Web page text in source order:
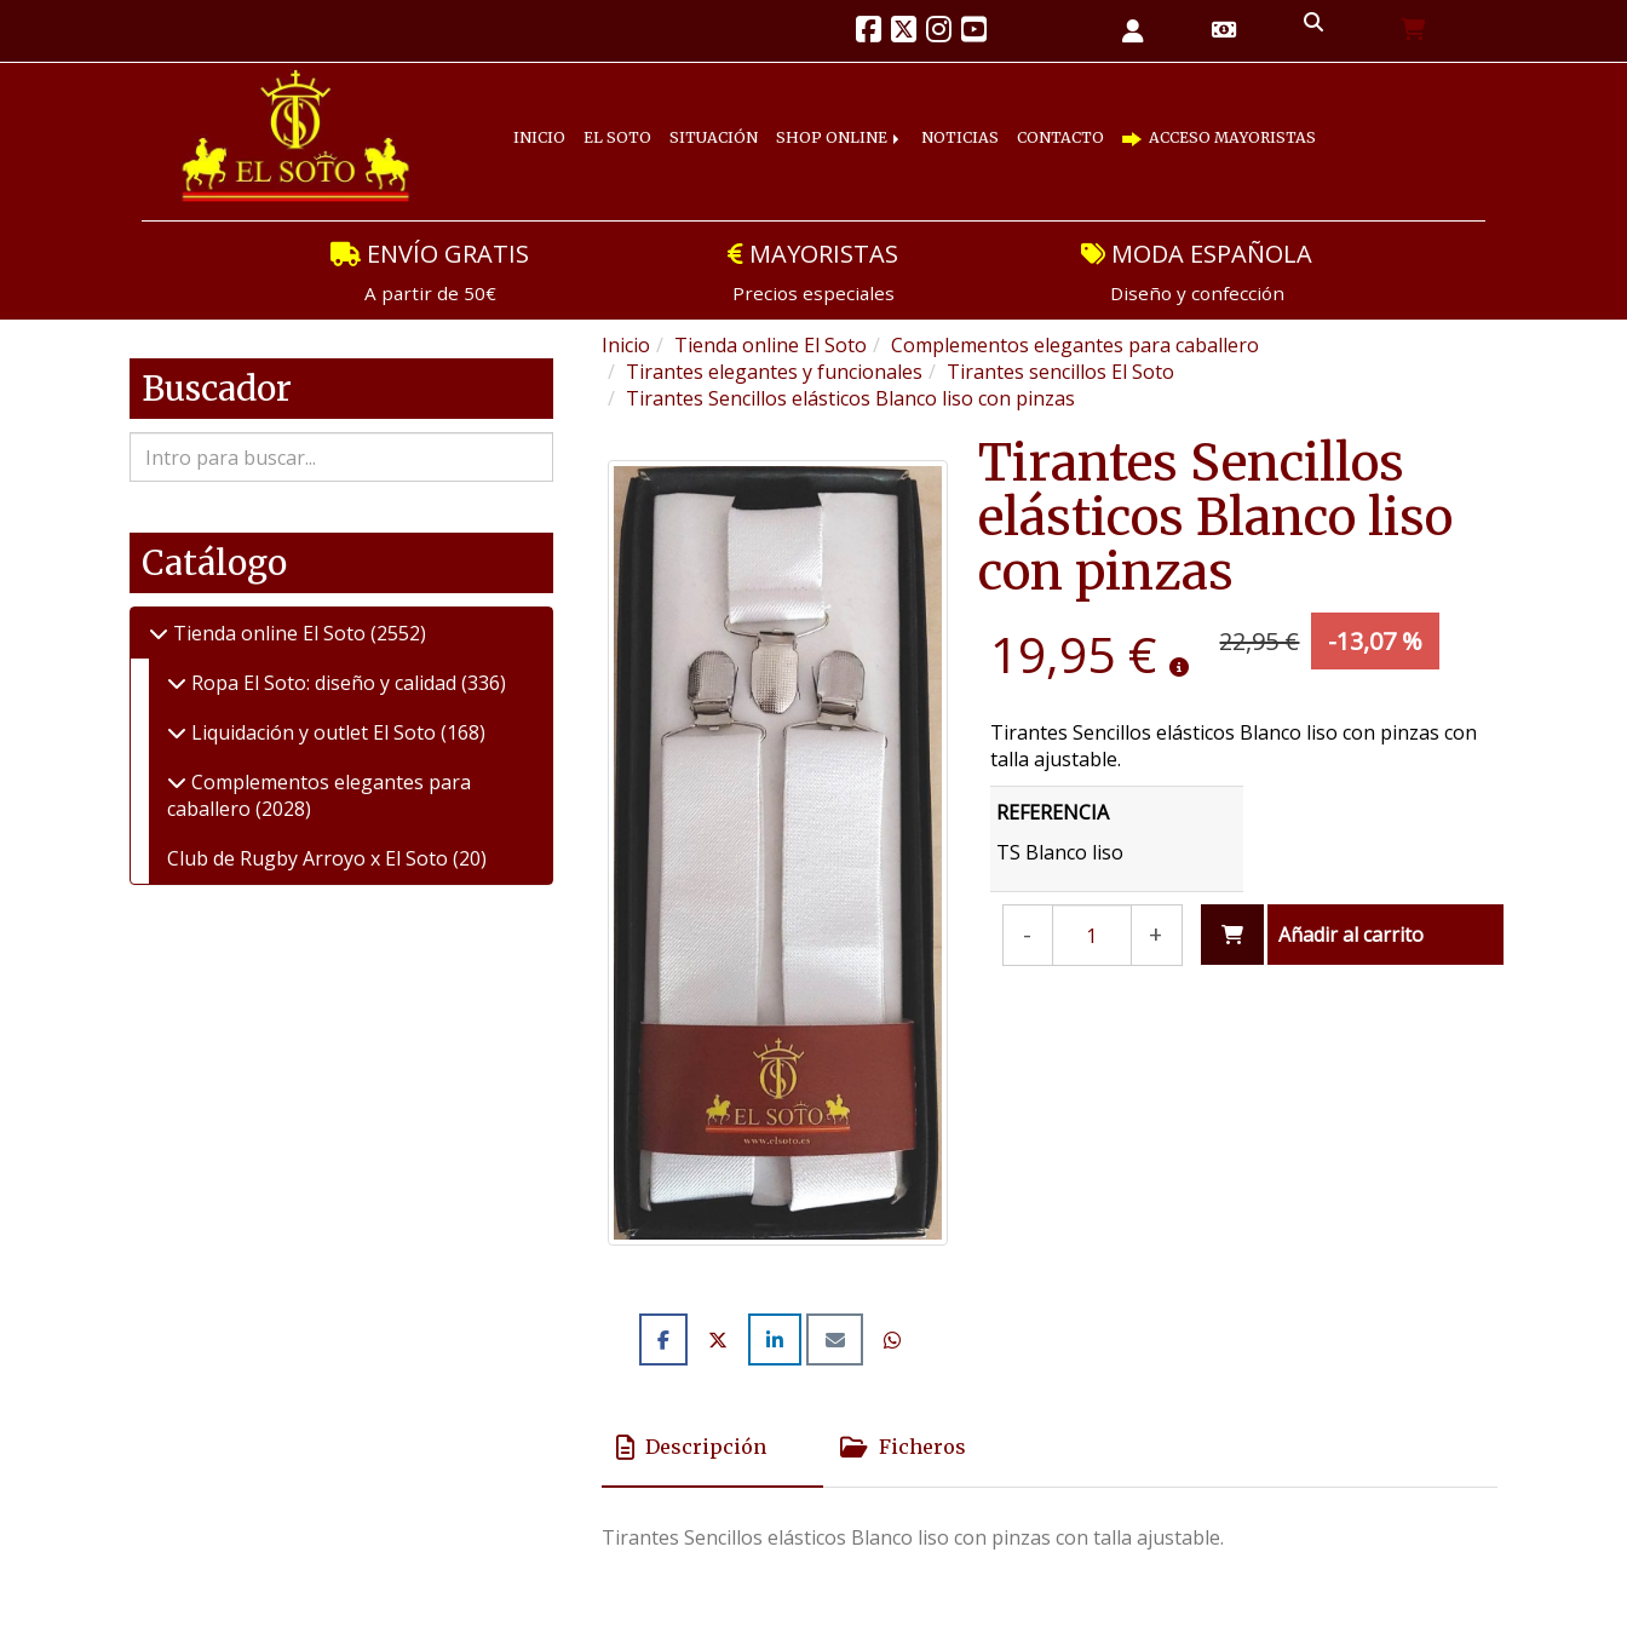
INICIO EL SOTO SITUACIÓN SHOP ONLINE NOTICIAS CONTACTO ACCESO MAYORISTAS
ENVÍO GRATIS
A partir de 50€
MAYORISTAS
Precios especiales
MODA ESPAÑOLA
Diseño y confección
Inicio Tienda online El Soto
Complementos elegantes para caballero
Tirantes elegantes y funcionales
Tirantes sencillos El Soto
Tirantes Sencillos elásticos Blanco liso con pinzas
Tirantes Sencillos
elásticos Blanco liso
con pinzas
19,95 € 22,95 € -13,07 %
Tirantes Sencillos elásticos Blanco liso con pinzas con
talla ajustable.
REFERENCIA
TS Blanco liso
- + Añadir al carrito
Descripción Ficheros
Tirantes Sencillos elásticos Blanco liso con pinzas con talla ajustable.
Buscador
Catálogo
Tienda online El Soto (2552)
Ropa El Soto: diseño y calidad (336)
Liquidación y outlet El Soto (168)
Complementos elegantes para
caballero (2028)
Club de Rugby Arroyo x El Soto (20)